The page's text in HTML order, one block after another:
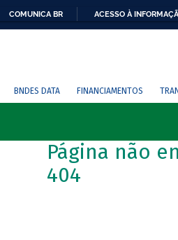
COMUNICA BR ACESSO À
BNDES DATA FINANCIAMENTOS
Página não
404